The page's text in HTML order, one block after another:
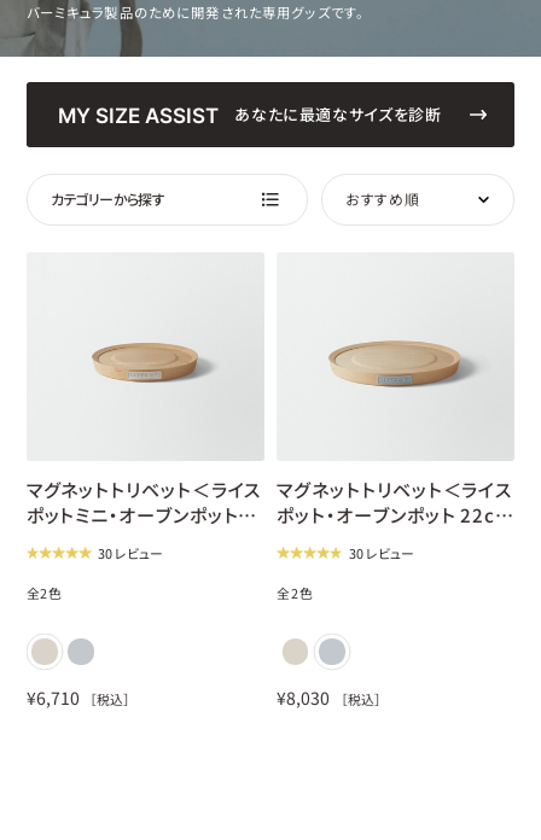
バーミキュラ製品のために開発された専用グッズです。
MY SIZE ASSIST あなたに最適なサイズを診断
カテゴリーから探す
マグネットトリベット＜ライス
ポットミニ・オーブンポット
18cm用＞ホワイトハードメ
ープル
30 レビュー
全2色
¥6,710 ［税込］
マグネットトリベット＜ライス
ポット・オーブンポット 22cm
用＞ホワイトハードメープル
30 レビュー
全2色
¥8,030 ［税込］